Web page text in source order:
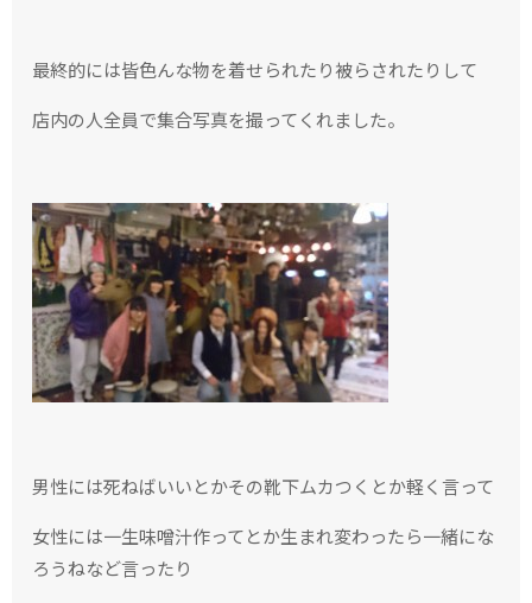
最終的には皆色んな物を着せられたり被らされたりして
店内の人全員で集合写真を撮ってくれました。
男性には死ねばいいとかその靴下ムカつくとか軽く言って
女性には一生味噌汁作ってとか生まれ変わったら一緒にな
ろうねなど言ったり